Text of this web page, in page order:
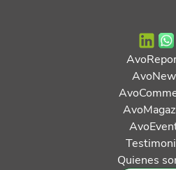
Quienes